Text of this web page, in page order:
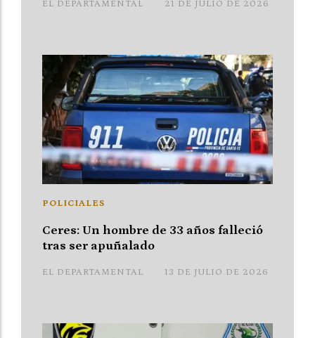
EL DEPARTAMENTAL 21 DE JULIO DE 2026
Ceres: Un hombre de 33 años falleció
tras ser apuñalado
EL DEPARTAMENTAL
POLICIALES
13 DE JULIO DE 2026